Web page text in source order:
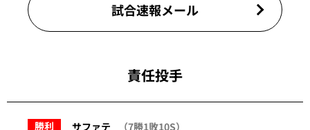
試合速報メール
責任投手
勝利 サファテ
（7勝1敗10S）